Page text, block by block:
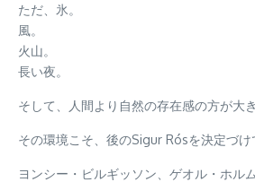
ただ、氷。
風。
火山。
長い夜。
そして、人間より自然の存在感の方が大
その環境こそ、後のSigur Rósを決定づけ
ヨンシー・ビルギッソン、ゲオル・ホル